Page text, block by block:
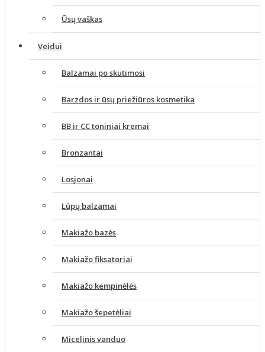
Ūsų vaškas
Veidui
Balzamai po skutimosi
Barzdos ir ūsų priežiūros kosmetika
BB ir CC toniniai kremai
Bronzantai
Losjonai
Lūpų balzamai
Makiažo bazės
Makiažo fiksatoriai
Makiažo kempinėlės
Makiažo šepetėliai
Micelinis vanduo